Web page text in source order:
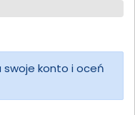
swoje konto i oceń